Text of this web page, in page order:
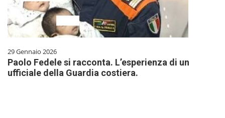
29 Gennaio 2026
Paolo Fedele si racconta. L’esperienza di un
ufficiale della Guardia costiera.